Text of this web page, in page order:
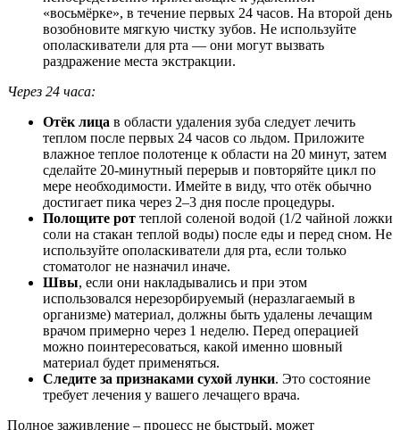
«восьмёрке», в течение первых 24 часов. На второй день
возобновите мягкую чистку зубов. Не используйте
ополаскиватели для рта — они могут вызвать
раздражение места экстракции.
Через 24 часа:
Отёк лица в области удаления зуба следует лечить
теплом после первых 24 часов со льдом. Приложите
влажное теплое полотенце к области на 20 минут, затем
сделайте 20-минутный перерыв и повторяйте цикл по
мере необходимости. Имейте в виду, что отёк обычно
достигает пика через 2–3 дня после процедуры.
Полощите рот теплой соленой водой (1/2 чайной ложки
соли на стакан теплой воды) после еды и перед сном. Не
используйте ополаскиватели для рта, если только
стоматолог не назначил иначе.
Швы, если они накладывались и при этом
использовался нерезорбируемый (неразлагаемый в
организме) материал, должны быть удалены лечащим
врачом примерно через 1 неделю. Перед операцией
можно поинтересоваться, какой именно шовный
материал будет применяться.
Следите за признаками сухой лунки. Это состояние
требует лечения у вашего лечащего врача.
Полное заживление – процесс не быстрый, может